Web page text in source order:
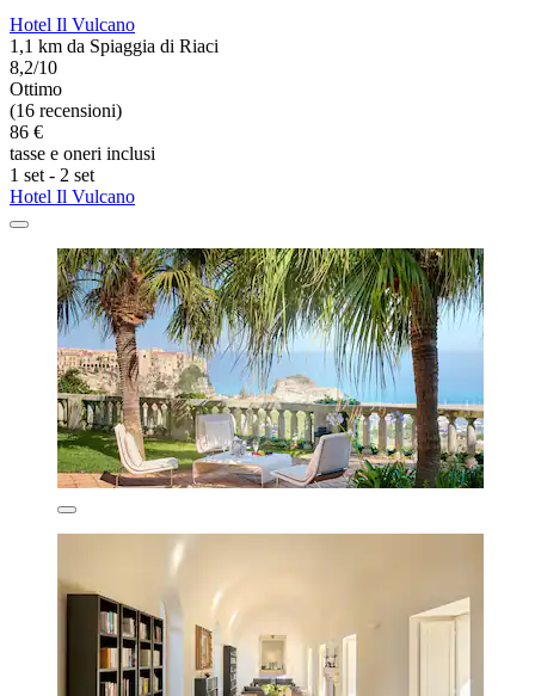
Hotel Il Vulcano
1,1 km da Spiaggia di Riaci
8,2/10
Ottimo
(16 recensioni)
86 €
tasse e oneri inclusi
1 set - 2 set
Hotel Il Vulcano